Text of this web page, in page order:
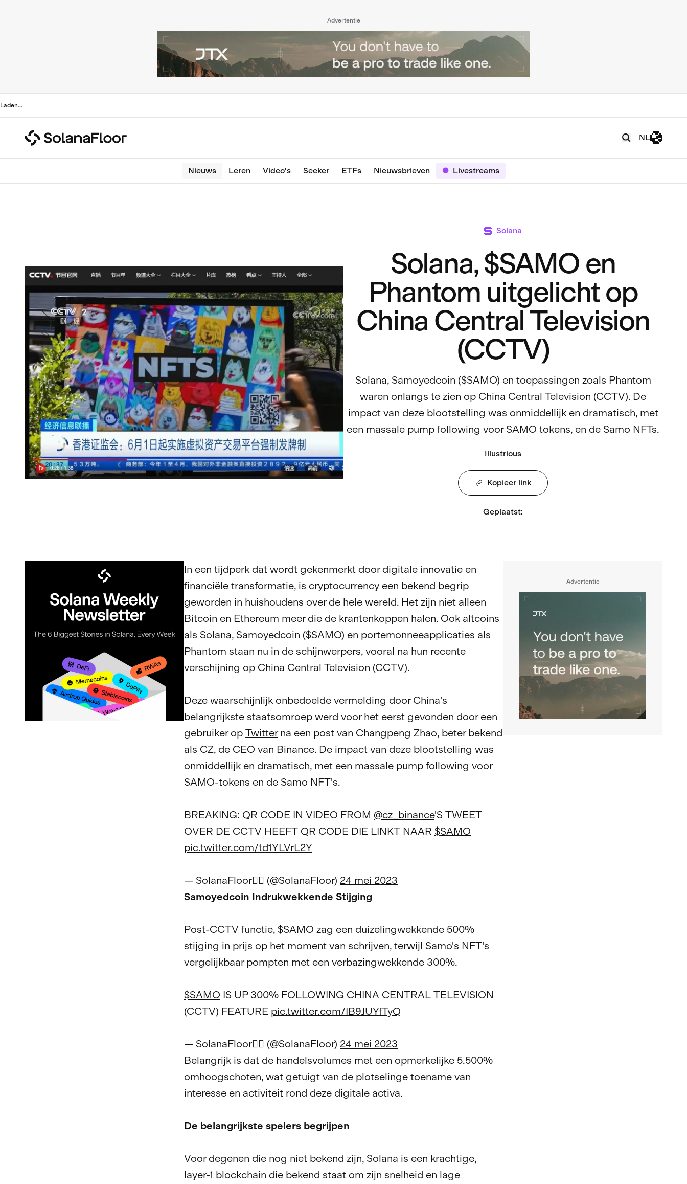
Advertentie
Laden...
NL
Nieuws Leren Video's Seeker ETFs Nieuwsbrieven Livestreams
Solana
Solana, $SAMO en
Phantom uitgelicht op
China Central Television
(CCTV)
Solana, Samoyedcoin ($SAMO) en toepassingen zoals Phantom
waren onlangs te zien op China Central Television (CCTV). De
impact van deze blootstelling was onmiddellijk en dramatisch, met
een massale pump following voor SAMO tokens, en de Samo NFTs.
Illustrious
Kopieer link
Geplaatst:
In een tijdperk dat wordt gekenmerkt door digitale innovatie en
financiële transformatie, is cryptocurrency een bekend begrip
geworden in huishoudens over de hele wereld. Het zijn niet alleen
Bitcoin en Ethereum meer die de krantenkoppen halen. Ook altcoins
als Solana, Samoyedcoin ($SAMO) en portemonneeapplicaties als
Phantom staan nu in de schijnwerpers, vooral na hun recente
verschijning op China Central Television (CCTV).
Deze waarschijnlijk onbedoelde vermelding door China's
belangrijkste staatsomroep werd voor het eerst gevonden door een
gebruiker op Twitterna een post van Changpeng Zhao, beter bekend
als CZ, de CEO van Binance. De impact van deze blootstelling was
onmiddellijk en dramatisch, met een massale pump following voor
SAMO-tokens en de Samo NFT's.
BREAKING: QR CODE IN VIDEO FROM @cz_binance'S TWEET
OVER DE CCTV HEEFT QR CODE DIE LINKT NAAR $SAMO
pic.twitter.com/td1YLVrL2Y
— SolanaFloor😶‍🌫️ (@SolanaFloor) 24 mei 2023
Samoyedcoin Indrukwekkende Stijging
Post-CCTV functie, $SAMO zag een duizelingwekkende 500%
stijging in prijs op het moment van schrijven, terwijl Samo's NFT's
vergelijkbaar pompten met een verbazingwekkende 300%.
$SAMO IS UP 300% FOLLOWING CHINA CENTRAL TELEVISION
(CCTV) FEATURE pic.twitter.com/IB9JUYfTyQ
— SolanaFloor😶‍🌫️ (@SolanaFloor) 24 mei 2023
Belangrijk is dat de handelsvolumes met een opmerkelijke 5.500%
omhoogschoten, wat getuigt van de plotselinge toename van
interesse en activiteit rond deze digitale activa.
De belangrijkste spelers begrijpen
Voor degenen die nog niet bekend zijn, Solana is een krachtige,
layer-1 blockchain die bekend staat om zijn snelheid en lage
Advertentie